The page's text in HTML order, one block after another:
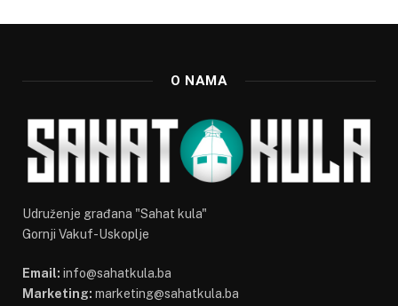
O NAMA
Udruženje građana "Sahat kula"
Gornji Vakuf-Uskoplje
Email: info@sahatkula.ba
Marketing: marketing@sahatkula.ba